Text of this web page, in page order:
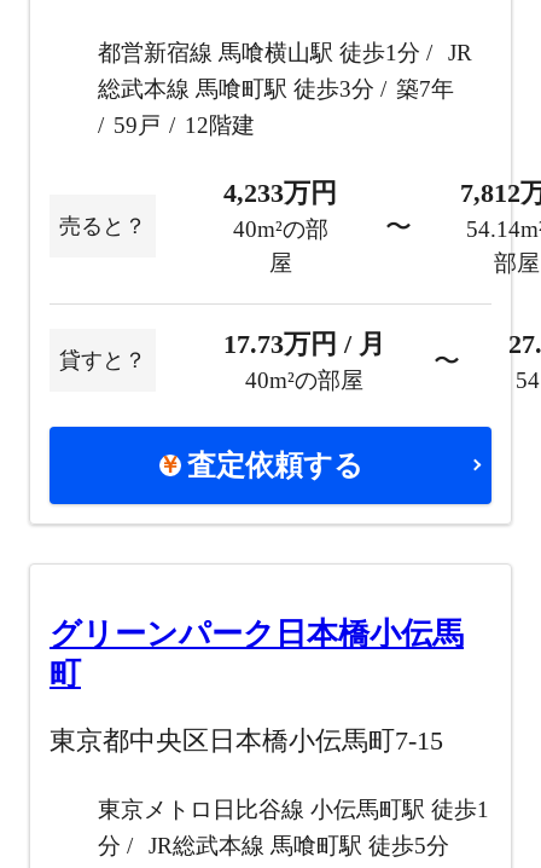
都営新宿線 馬喰横山駅 徒歩1分
JR
総武本線 馬喰町駅 徒歩3分
築7年
59戸
12階建
売ると？
4,233万円
40m²の部
屋
〜
7,812
部屋
貸すと？
17.73万円 / 月
40m²の部屋
〜
査定依頼する
グリーンパーク日本橋小伝馬
町
東京都中央区日本橋小伝馬町7-15
東京メトロ日比谷線 小伝馬町駅 徒歩1
分
JR総武本線 馬喰町駅 徒歩5分